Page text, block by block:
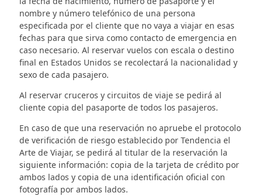
nombre y número telefónico de una persona
especificada por el cliente que no vaya a viajar en esas
fechas para que sirva como contacto de emergencia en
caso necesario. Al reservar vuelos con escala o destino
final en Estados Unidos se recolectará la nacionalidad y
sexo de cada pasajero.
Al reservar cruceros y circuitos de viaje se pedirá al
cliente copia del pasaporte de todos los pasajeros.
En caso de que una reservación no apruebe el protocolo
de verificación de riesgo establecido por Tendencia el
Arte de Viajar, se pedirá al titular de la reservación la
siguiente información: copia de la tarjeta de crédito por
ambos lados y copia de una identificación oficial con
fotografía por ambos lados.